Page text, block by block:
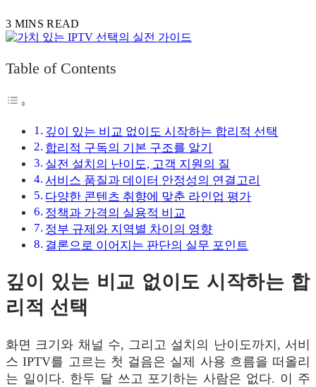
3 MINS READ
Table of Contents
깊이 있는 비교 없이도 시작하는 합리적 선택
합리적 구독의 기본 구조를 알기
실전 설치의 난이도, 고객 지원의 질
서비스 품질과 데이터 안정성의 연결고리
다양한 콘텐츠 취향에 맞춘 라인업 평가
정책과 가격의 실용적 비교
정부 규제와 지역별 차이의 영향
결론으로 이어지는 판단의 실무 포인트
깊이 있는 비교 없이도 시작하는 합
리적 선택
화면 크기와 채널 수, 그리고 설치의 난이도까지, 서비
스 IPTV를 고르는 첫 걸음은 실제 사용 흐름을 떠올리
는 일이다. 한두 달 쓰고 포기하는 사람은 없다. 이 주